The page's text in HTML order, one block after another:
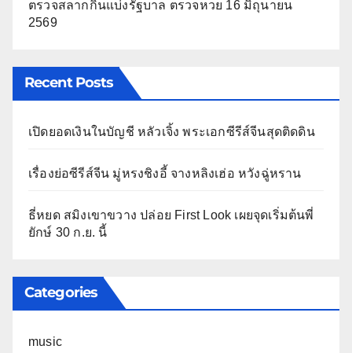
ตรวจสลากกินแบ่งรัฐบาล ตรวจหวย 16 มิถุนายน
2569
Recent Posts
เปิดยอดเงินในบัญชี หลัวเจิ้ง พระเอกซีรีส์จีนสุดติดดิน
เรื่องย่อซีรีส์จีน มู่หรงชิงอี้ จางหลิงเฮ่อ หวังฉู่หราน
ธี่หยด สมิงเขาขวาง ปล่อย First Look เผยจุดเริ่มต้นพี่
ยักษ์ 30 ก.ย. นี้
Categories
music